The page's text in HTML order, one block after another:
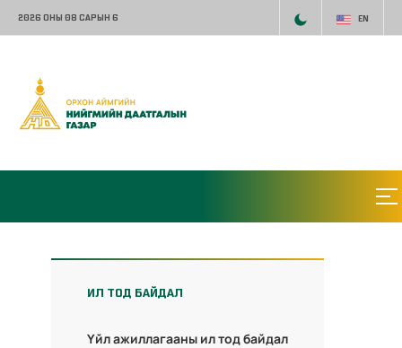
2026 ОНЫ 08 САРЫН 6 EN
ИЛ ТОД БАЙДАЛ
Үйл ажиллагааны ил тод байдал